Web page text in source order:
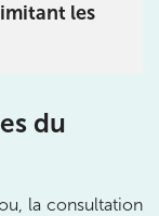
les
du
la consultation
Billancourt